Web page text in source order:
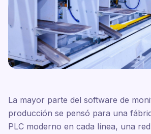
La mayor parte del software de
producción se pensó para una
PLC moderno en cada línea, una